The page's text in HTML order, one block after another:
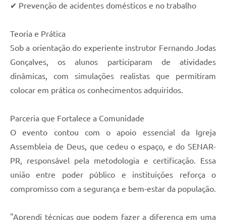
✔ Prevenção de acidentes domésticos e no trabalho
Teoria e Prática
Sob a orientação do experiente instrutor Fernando Jodas
Gonçalves, os alunos participaram de atividades
dinâmicas, com simulações realistas que permitiram
colocar em prática os conhecimentos adquiridos.
Parceria que Fortalece a Comunidade
O evento contou com o apoio essencial da Igreja
Assembleia de Deus, que cedeu o espaço, e do SENAR-
PR, responsável pela metodologia e certificação. Essa
união entre poder público e instituições reforça o
compromisso com a segurança e bem-estar da população.
"Aprendi técnicas que podem fazer a diferença em uma